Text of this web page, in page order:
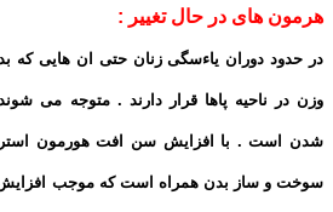
هرمون های در حال تغییر :
در حدود دوران یاءسگی زنان حتی ان هایی که
وزن در ناحیه پاها قرار دارند . متوجه می
شدن است . با افزایش سن افت هورمون
سوخت و ساز بدن همراه است که موجب افزایش